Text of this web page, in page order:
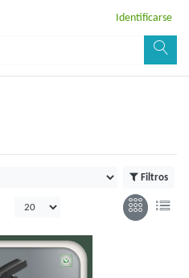
Identificarse
Filtros